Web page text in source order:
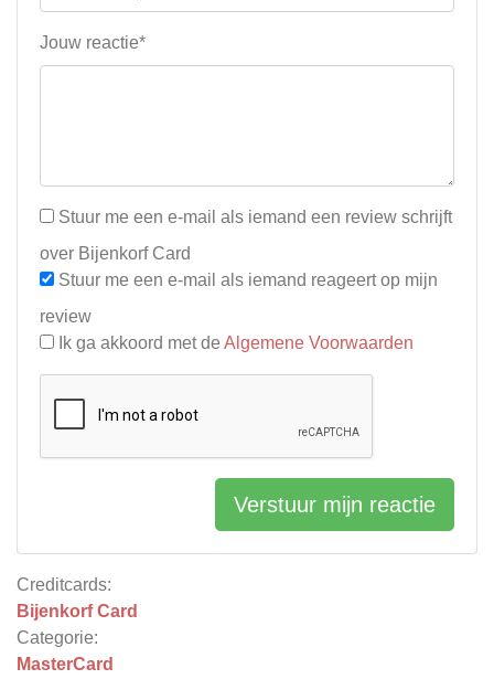
Creditcards:
Bijenkorf Card
Categorie:
MasterCard
Jouw reactie*
Stuur me een e-mail als iemand een review schrijft
over Bijenkorf Card
Stuur me een e-mail als iemand reageert op mijn
review
Ik ga akkoord met de Algemene Voorwaarden
Verstuur mijn reactie